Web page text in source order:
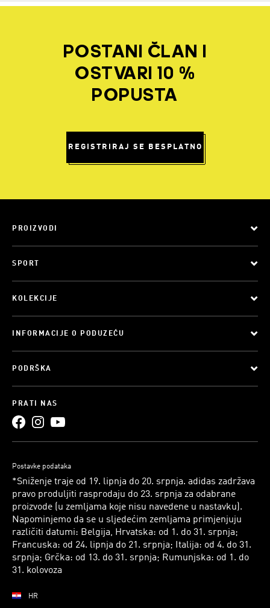
POSTANI ČLAN I
OSTVARI 10 %
POPUSTA
REGISTRIRAJ SE BESPLATNO
PROIZVODI
SPORT
KOLEKCIJE
INFORMACIJE O PODUZEĆU
PODRŠKA
PRATI NAS
Postavke podataka
*Sniženje traje od 19. lipnja do 20. srpnja. adidas zadržava
pravo produljiti rasprodaju do 23. srpnja za odabrane
proizvode (u zemljama koje nisu navedene u nastavku).
Napominjemo da se u sljedećim zemljama primjenjuju
različiti datumi: Belgija, Hrvatska: od 1. do 31. srpnja;
Francuska: od 24. lipnja do 21. srpnja; Italija: od 4. do 31.
srpnja; Grčka: od 13. do 31. srpnja; Rumunjska: od 1. do
31. kolovoza
HR